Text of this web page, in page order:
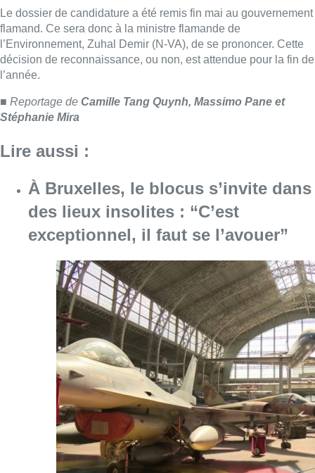
des lieux insolites : “C’est
exceptionnel, il faut se l’avouer”
06 août 2026Consulter l'article "À Bruxelles, le blocus
Saint-Géry : un ancien bras de la
Senne et une ancienne brasserie
classés au patrimoine bruxellois